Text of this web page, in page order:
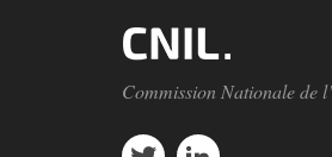
Commission Nationale de